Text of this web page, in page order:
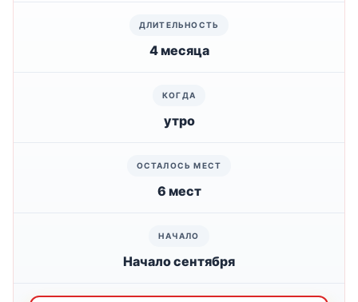
4 месяца
утро
6 мест
Начало сентября